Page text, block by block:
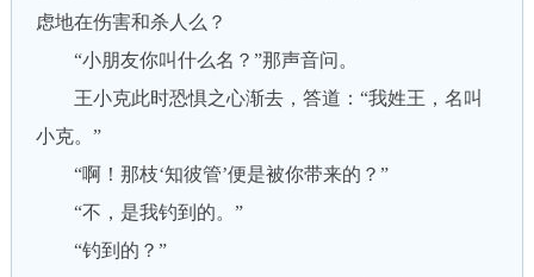
虑地在伤害和杀人么？
“小朋友你叫什么名？”那声音问。
王小克此时恐惧之心渐去，答道：“我姓王，名叫
小克。”
“啊！那枝‘知彼管’便是被你带来的？”
“不，是我钓到的。”
“钓到的？”